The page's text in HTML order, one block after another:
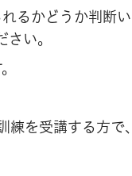
るかどうか判断い
い。
を受講する方